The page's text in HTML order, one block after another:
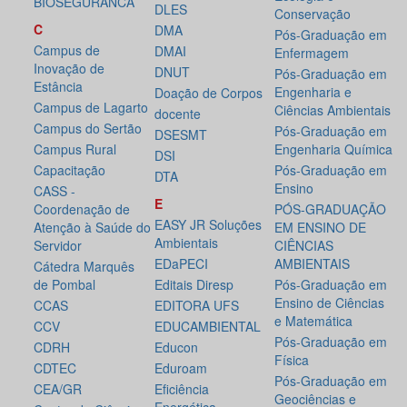
C
Campus de
Inovação de
Estância
Campus de Lagarto
Campus do Sertão
Campus Rural
Capacitação
CASS -
Coordenação de
Atenção à Saúde do
Servidor
Cátedra Marquês
de Pombal
CCAS
CCV
CDRH
CDTEC
CEA/GR
DLES
DMA
DMAI
DNUT
Doação de Corpos
docente
DSESMT
DSI
DTA
E
EASY JR Soluções
Ambientais
EDaPECI
Editais Diresp
EDITORA UFS
EDUCAMBIENTAL
Educon
Eduroam
Eficiência
Conservação
Pós-Graduação em
Enfermagem
Pós-Graduação em
Engenharia e
Ciências Ambientais
Pós-Graduação em
Engenharia Química
Pós-Graduação em
Ensino
PÓS-GRADUAÇÃO
EM ENSINO DE
CIÊNCIAS
AMBIENTAIS
Pós-Graduação em
Ensino de Ciências
e Matemática
Pós-Graduação em
Física
Pós-Graduação em
Geociências e